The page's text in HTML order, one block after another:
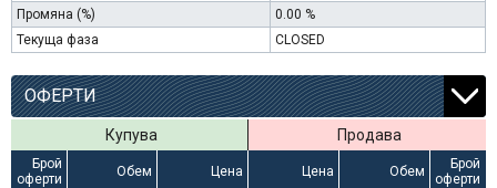
Промяна (%)
0.00 %
Текуща фаза
CLOSED
ОФЕРТИ
Купува Продава
Брой
оферти
Обем Цена Цена Обем
Брой
оферти